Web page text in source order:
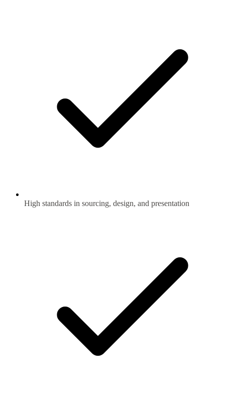
High standards in sourcing, design, and presentation